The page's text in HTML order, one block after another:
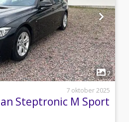
1
7
7 oktober 2025
Steptronic M Sport